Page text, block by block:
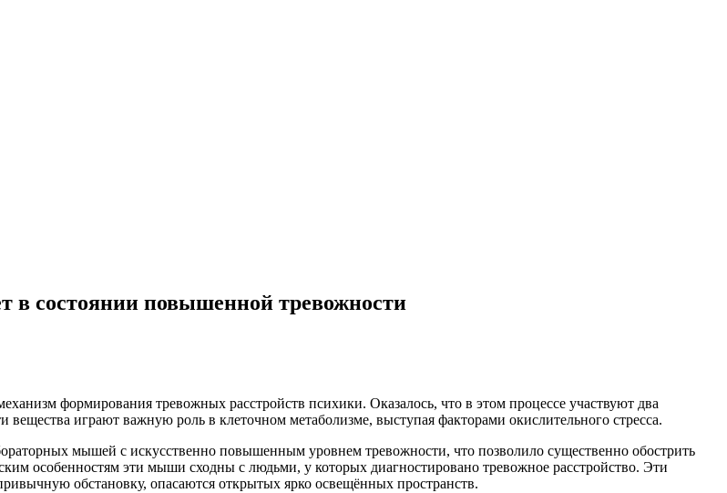
в состоянии повышенной тревожности
формирования тревожных расстройств психики. Оказалось, что в этом процессе участвуют два
вещества играют важную роль в клеточном метаболизме, выступая факторами окислительного стресса.
мышей с искусственно повышенным уровнем тревожности, что позволило существенно обострить
особенностям эти мыши сходны с людьми, у которых диагностировано тревожное расстройство. Эти
обстановку, опасаются открытых ярко освещённых пространств.